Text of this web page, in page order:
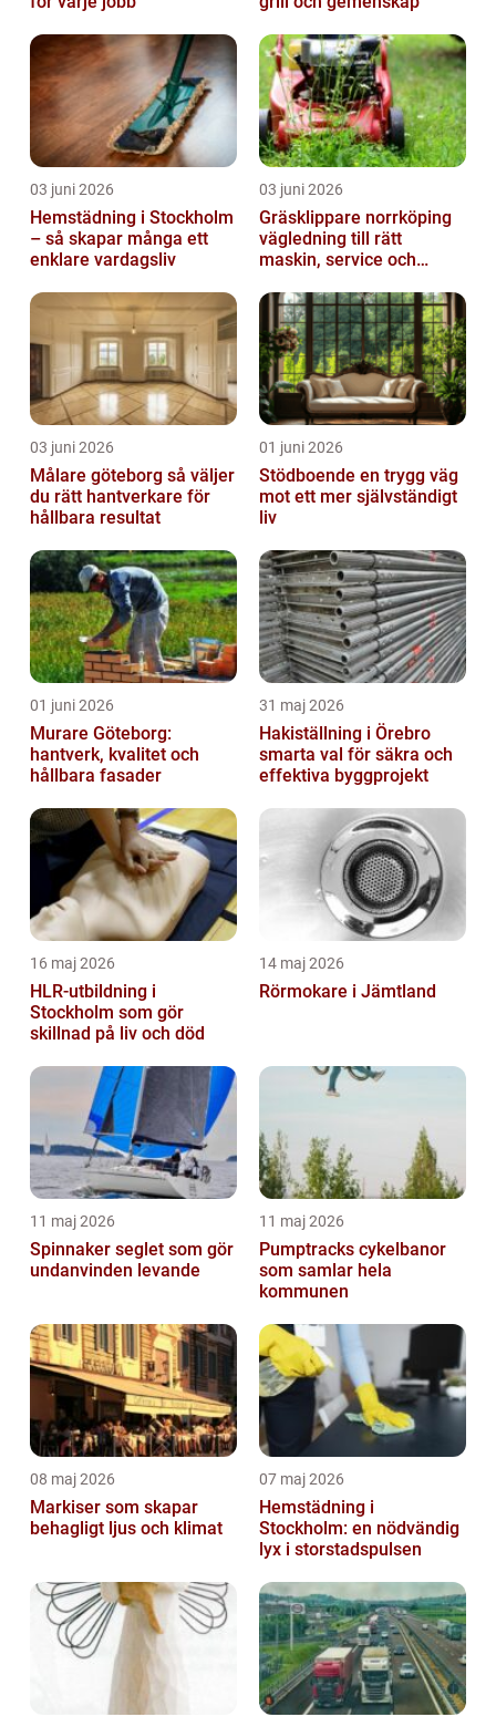
03 juni 2026
Hemstädning i Stockholm
– så skapar många ett
enklare vardagsliv
03 juni 2026
Gräsklippare norrköping
vägledning till rätt
maskin, service och
03 juni 2026
Målare göteborg så väljer
du rätt hantverkare för
hållbara resultat
01 juni 2026
Stödboende en trygg väg
mot ett mer självständigt
liv
01 juni 2026
Murare Göteborg:
hantverk, kvalitet och
hållbara fasader
31 maj 2026
Hakiställning i Örebro
smarta val för säkra och
effektiva byggprojekt
16 maj 2026
HLR-utbildning i
Stockholm som gör
skillnad på liv och död
14 maj 2026
Rörmokare i Jämtland
11 maj 2026
Spinnaker seglet som gör
undanvinden levande
11 maj 2026
Pumptracks cykelbanor
som samlar hela
kommunen
08 maj 2026
Markiser som skapar
behagligt ljus och klimat
07 maj 2026
Hemstädning i
Stockholm: en nödvändig
lyx i storstadspulsen